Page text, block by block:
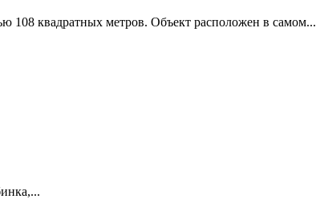
108 квадратных метров. Объект расположен в самом...